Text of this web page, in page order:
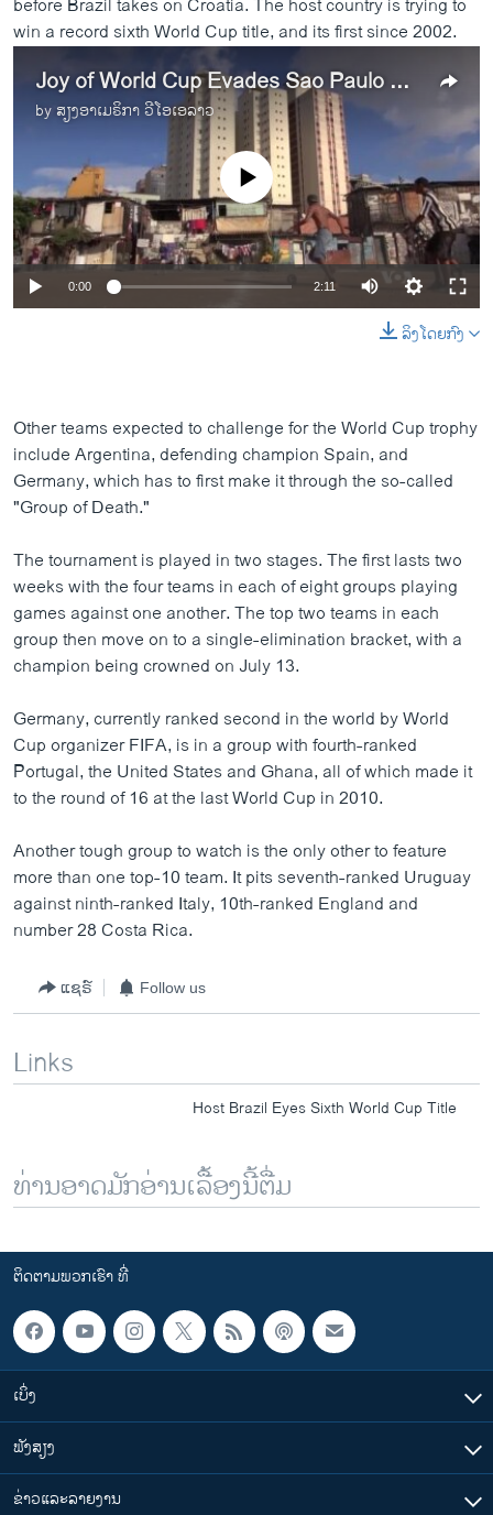
win a record sixth World Cup title, and its first since 2002.
Joy of World Cup Evades Sao Paulo Shantytown
by ສຽງອາເມຣິກາ ວີໂອເອລາວ
No media source currently available
0:00 2:11
ລິງໂດຍກົງ
Other teams expected to challenge for the World Cup trophy
include Argentina, defending champion Spain, and
Germany, which has to first make it through the so-called
"Group of Death."
The tournament is played in two stages. The first lasts two
weeks with the four teams in each of eight groups playing
games against one another. The top two teams in each
group then move on to a single-elimination bracket, with a
champion being crowned on July 13.
Germany, currently ranked second in the world by World
Cup organizer FIFA, is in a group with fourth-ranked
Portugal, the United States and Ghana, all of which made it
to the round of 16 at the last World Cup in 2010.
Another tough group to watch is the only other to feature
more than one top-10 team. It pits seventh-ranked Uruguay
against ninth-ranked Italy, 10th-ranked England and
number 28 Costa Rica.
ແຊຣ໌ Follow us
Links
Host Brazil Eyes Sixth World Cup Title
ທ່ານອາດມັກອ່ານເລື້ອງນີ້ຕື່ມ
ຕິດຕາມພວກເຮົາ ທີ່
ເບິ່ງ
ຟັງສຽງ
ຂ່າວແລະລາຍງານ